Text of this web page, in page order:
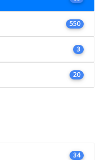
550
3
20
34